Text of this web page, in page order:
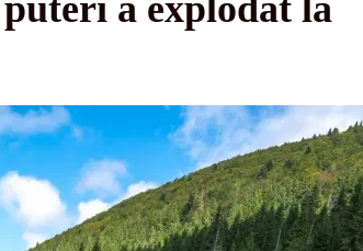
a explodat la